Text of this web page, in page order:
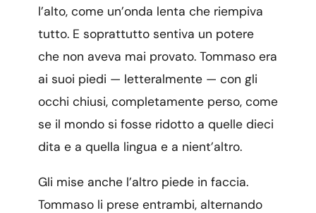
l’alto, come un’onda lenta che riempiva
tutto. E soprattutto sentiva un potere
che non aveva mai provato. Tommaso era
ai suoi piedi — letteralmente — con gli
occhi chiusi, completamente perso, come
se il mondo si fosse ridotto a quelle dieci
dita e a quella lingua e a nient’altro.
Gli mise anche l’altro piede in faccia.
Tommaso li prese entrambi, alternando